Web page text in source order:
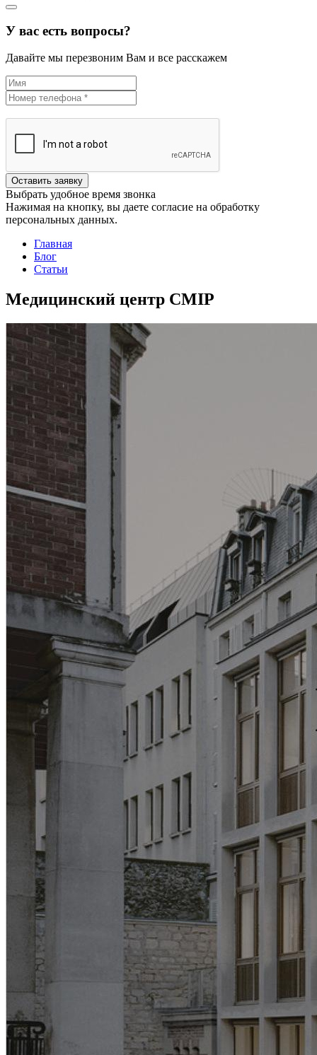
У вас есть вопросы?
Давайте мы перезвоним Вам и все расскажем
Оставить заявку
Выбрать удобное время звонка
Нажимая на кнопку, вы даете согласие на обработку
персональных данных.
Главная
Блог
Статьи
Медицинский центр CMIP